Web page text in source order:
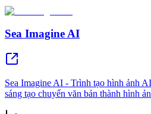
Sea Imagine AI
Sea Imagine AI - Trình tạo hình ảnh
sáng tạo chuyển văn bản thành hình